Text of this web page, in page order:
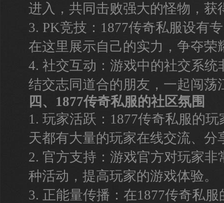
进入，共同击败强大的怪物，获
3. PK竞技：1877传奇私服设有
在这里展示自己的实力，争夺荣
4. 社交互动：游戏中的社交系统
结交志同道合的朋友，一起闯荡
四、1877传奇私服的社区氛围
1. 玩家活跃：1877传奇私服的
天都有大量的玩家在线交流、分
2. 官方支持：游戏官方对玩家
种活动，提高玩家的游戏体验。
3. 正能量传播：在1877传奇私